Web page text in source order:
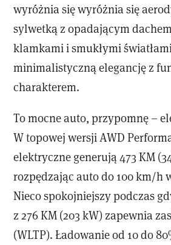
wyróżnia się wyróżnia się
sylwetką z opadającym
klamkami i smukłymi
minimalistyczną elegancję z
charakterem.
To mocne auto, przypomnę –
W topowej wersji AWD
elektryczne generują 473 KM
rozpędzając auto do 100 km/h
Nieco spokojniejszy podczas
z 276 KM (203 kW) zapewnia
(WLTP). Ładowanie od 10 do